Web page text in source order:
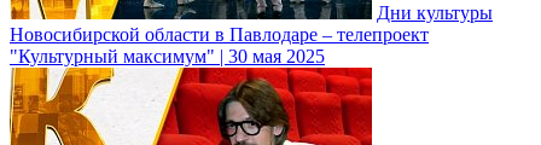
Дни культуры
Новосибирской области в Павлодаре – телепроект
"Культурный максимум" | 30 мая 2025